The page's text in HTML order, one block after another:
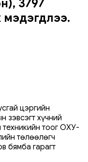
3797
мэдэгдлээ.
цэргийн
зэвсэгт хүчний
техникийн тоог ОХУ-
төлөөлөгч
бямба гарагт